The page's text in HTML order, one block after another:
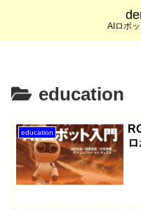
AIロボ
education
education